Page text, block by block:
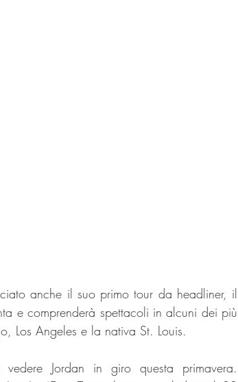
anche il suo primo tour da headliner, il
e comprenderà spettacoli in alcuni dei più
Los Angeles e la nativa St. Louis.
Jordan in giro questa primavera.